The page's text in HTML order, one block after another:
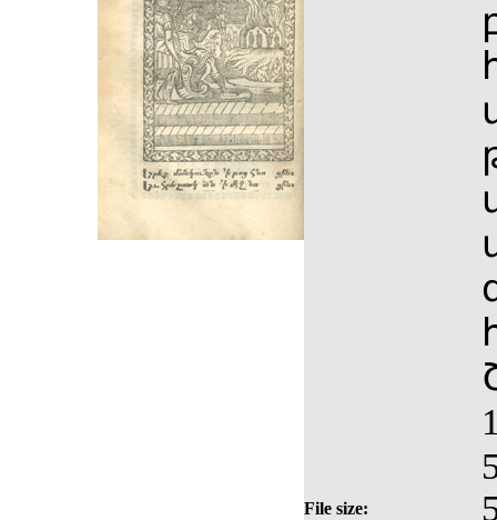
File size: